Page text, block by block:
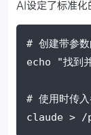
AI设定了标准化
# 创建带参数
echo "找到
# 使用时传入
claude >